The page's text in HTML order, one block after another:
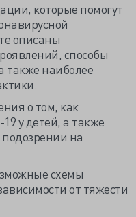
которые помогут
описаны
способы
также наиболее
о том, как
у детей, а также
на
схемы
от тяжести